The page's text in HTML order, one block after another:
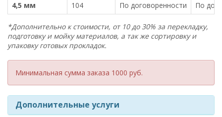
4,5 мм
104 По договоренности По
*Дополнительно к стоимости, от 10 до 30% за перекладку,
подготовку и мойку материалов, а так же сортировку и
упаковку готовых прокладок.
Минимальная сумма заказа 1000 руб.
Дополнительные услуги